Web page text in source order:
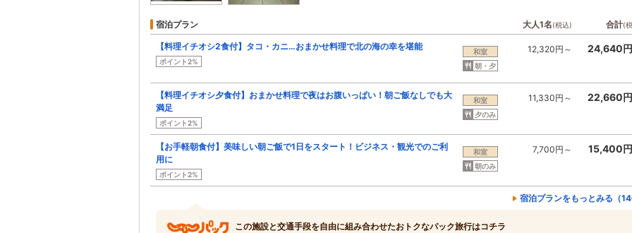
宿泊プラン 大人1名(税込) 合計(
【料理イチオシ2食付】タコ・カニ…おまかせ料理で北の海の幸を堪能
ポイント2%
和室
朝・夕
12,320円～ 24,640
【料理イチオシ夕食付】おまかせ料理で夜はお腹いっぱい！朝ご飯なしでも大
満足
ポイント2%
和室
夕のみ
11,330円～ 22,660
【お手軽朝食付】美味しい朝ご飯で1日をスタート！ビジネス・観光でのご利
用に
ポイント2%
和室
朝のみ
7,700円～ 15,400
宿泊プランをもっとみる（14
この施設と交通手段を自由に組み合わせたおトクなパック旅行はコチラ